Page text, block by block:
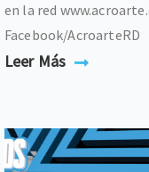
en la red
Facebook/AcroarteRD
Leer Más